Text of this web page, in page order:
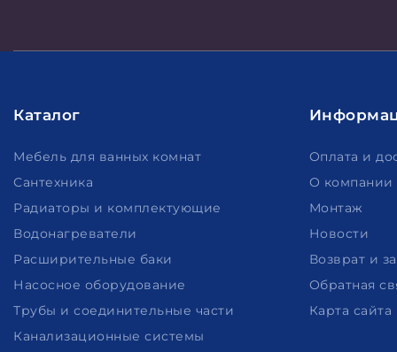
Каталог
Мебель для ванных комнат
Сантехника
Радиаторы и комплектующие
Водонагреватели
Расширительные баки
Насосное оборудование
Трубы и соединительные части
Канализационные системы
Оплата и
О компании
Монтаж
Новости
Возврат и
Обратная
Карта сайта